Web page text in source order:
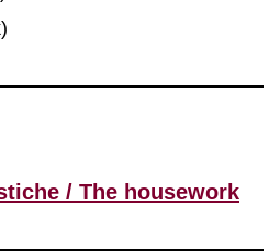
/ The housework